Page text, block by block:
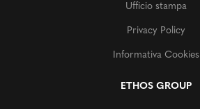
Ufficio stampa
Privacy Policy
Informativa Cookies
ETHOS GROUP